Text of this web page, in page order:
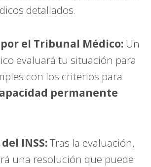
detallados.
el Tribunal Médico: Un
evaluará tu situación para
con los criterios para
permanente
INSS:Tras la evaluación,
una resolución que puede